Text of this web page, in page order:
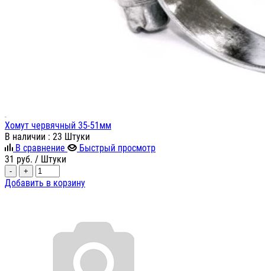
Хомут червячный 35-51мм
В наличии : 23 Штуки
В сравнение
Быстрый просмотр
31 руб. / Штуки
- +
Добавить в корзину